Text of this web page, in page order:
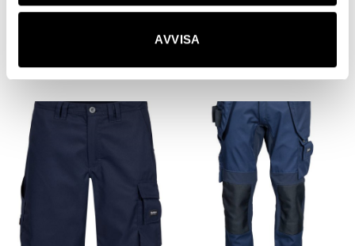
AVVISA
2 960krexkl. moms
Service/industribyxor
456krexkl. moms